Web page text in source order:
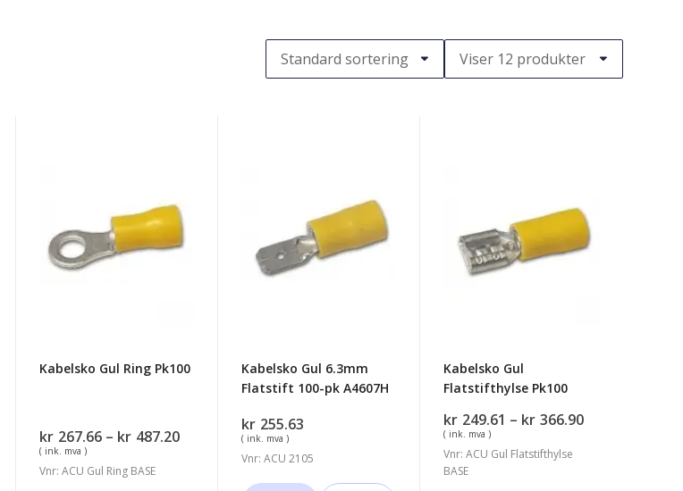
Kabelsko Gul Ring Pk100
kr 267.66 – kr 487.20Prisområde:
( ink. mva )
Vnr: ACU Gul Ring BASE
100-
pk
Kabelsko Gul 6.3mm
Flatstift 100-pk A4607H
kr 255.63
( ink. mva )
Vnr: ACU 2105
Kabelsko Gul
Flatstifthylse Pk100
kr 249.61 – kr 366.90Prisområde:
( ink. mva )
Vnr: ACU Gul Flatstifthylse
BASE